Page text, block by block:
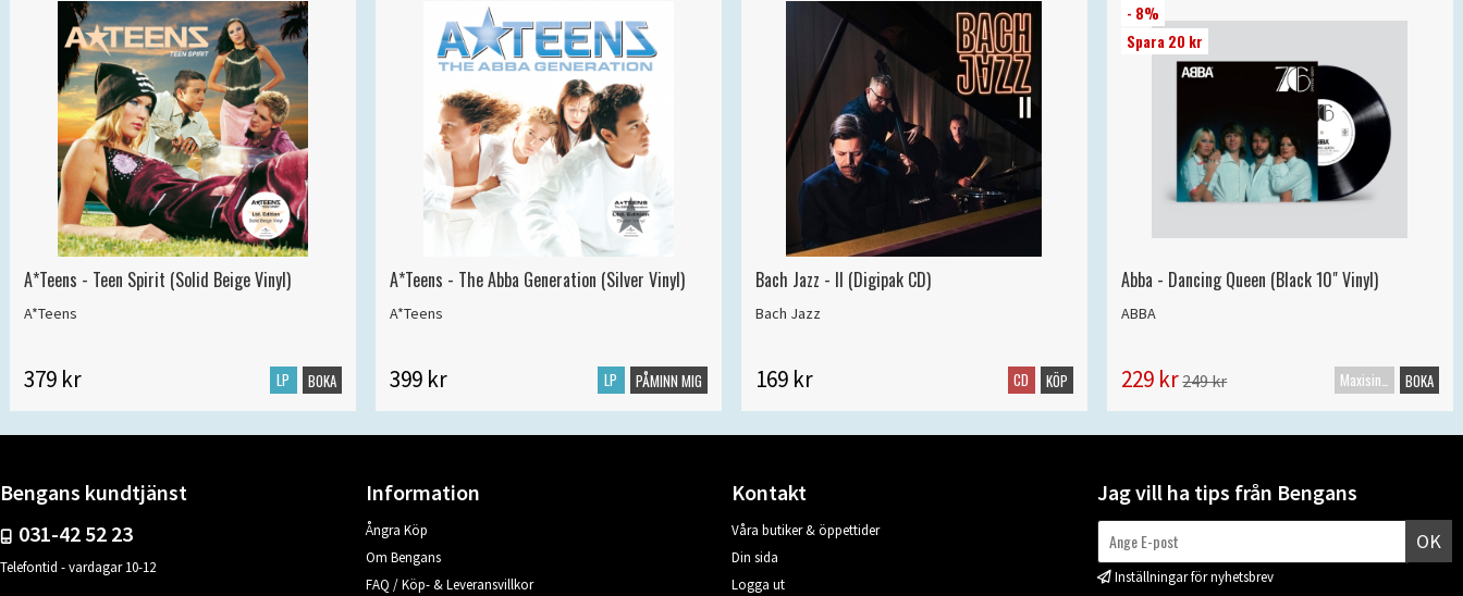
A*Teens - Teen Spirit (Solid Beige Vinyl)
A*Teens
379 kr LP BOKA
A*Teens - The Abba Generation (Silver Vinyl)
A*Teens
399 kr LP PÅMINN MIG
Bach Jazz - II (Digipak CD)
Bach Jazz
169 kr CD KÖP
- 8%
Spara 20 kr
Abba - Dancing Queen (Black 10" Vinyl)
ABBA
229 kr249 kr Maxisingel BOKA
Bengans kundtjänst
031-42 52 23
Telefontid - vardagar 10-12
Information
Ångra Köp
Om Bengans
FAQ / Köp- & Leveransvillkor
Kontakt
Våra butiker & öppettider
Din sida
Logga ut
Jag vill ha tips från Bengans
OK
Inställningar för nyhetsbrev